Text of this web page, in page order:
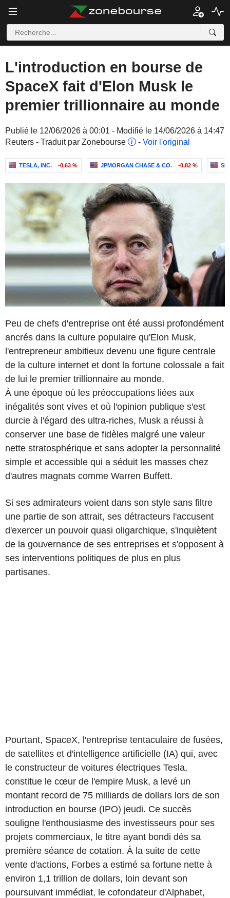
L'introduction en bourse de
SpaceX fait d'Elon Musk le
premier trillionnaire au monde
Publié le 12/06/2026 à 00:01 - Modifié le 14/06/2026 à 14:47
Reuters - Traduit par Zonebourse
- Voir l'original
TESLA, INC. -0,63 % JPMORGAN CHASE & CO. -0,82 %
Peu de chefs d'entreprise ont été aussi profondément
ancrés dans la culture populaire qu'Elon Musk,
l'entrepreneur ambitieux devenu une figure centrale
de la culture internet et dont la fortune colossale a fait
de lui le premier trillionnaire au monde.
À une époque où les préoccupations liées aux
inégalités sont vives et où l'opinion publique s'est
durcie à l'égard des ultra-riches, Musk a réussi à
conserver une base de fidèles malgré une valeur
nette stratosphérique et sans adopter la personnalité
simple et accessible qui a séduit les masses chez
d'autres magnats comme Warren Buffett.
Si ses admirateurs voient dans son style sans filtre
une partie de son attrait, ses détracteurs l'accusent
d'exercer un pouvoir quasi oligarchique, s'inquiètent
de la gouvernance de ses entreprises et s'opposent à
ses interventions politiques de plus en plus
partisanes.
Pourtant, SpaceX, l'entreprise tentaculaire de fusées,
de satellites et d'intelligence artificielle (IA) qui, avec
le constructeur de voitures électriques Tesla,
constitue le cœur de l'empire Musk, a levé un
montant record de 75 milliards de dollars lors de son
introduction en bourse (IPO) jeudi. Ce succès
souligne l'enthousiasme des investisseurs pour ses
projets commerciaux, le titre ayant bondi dès sa
première séance de cotation. À la suite de cette
vente d'actions, Forbes a estimé sa fortune nette à
environ 1,1 trillion de dollars, loin devant son
poursuivant immédiat, le cofondateur d'Alphabet,